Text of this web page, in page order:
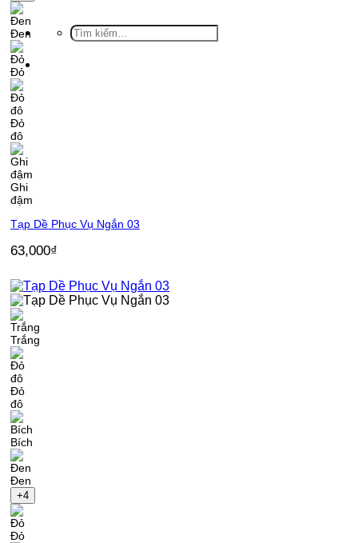
Tìm
kiếm:
Đen
Đỏ
Đỏ
đô
Ghi
đậm
Tạp Dề Phục Vụ Ngắn 03
63,000₫
Trắng
Đỏ
đô
Bích
Đen
+4
Đỏ